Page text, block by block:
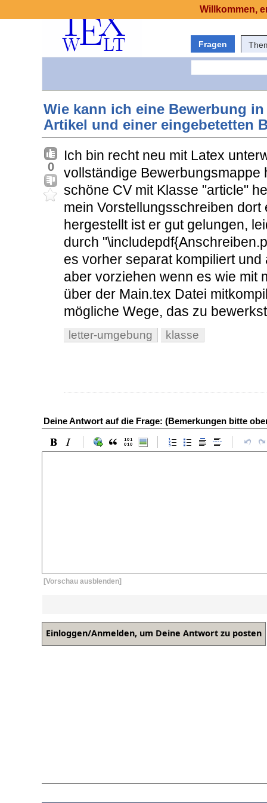
Fragen
Wie kann ich eine Bewerbung
Artikel und einer eingebetetten
0
Ich bin recht neu mit Latex
vollständige Bewerbungsmappe
schöne CV mit Klasse "article"
mein Vorstellungsschreiben
hergestellt ist er gut gelungen,
durch
es vorher separat kompiliert
aber vorziehen wenn es wie mit
über der Main.tex Datei
mögliche Wege, das zu
letter-umgebung klasse
Deine Antwort auf die Frage: (Bemerkungen bitte
[Vorschau ausblenden]
Willkommen,